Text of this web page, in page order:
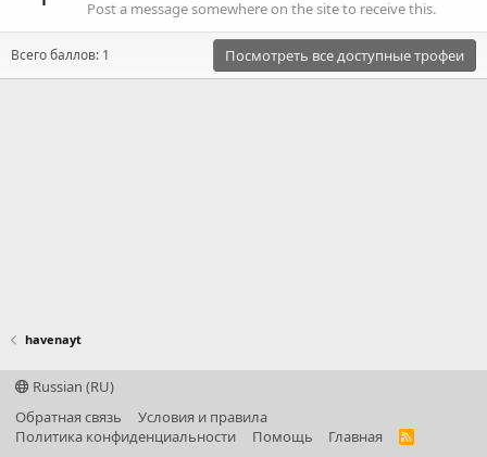
Post a message somewhere on the site to receive this.
Всего баллов: 1 Посмотреть все доступные трофеи
havenayt
Russian (RU)
Обратная связь
Условия и правила
Политика конфиденциальности
Помощь Главная
R